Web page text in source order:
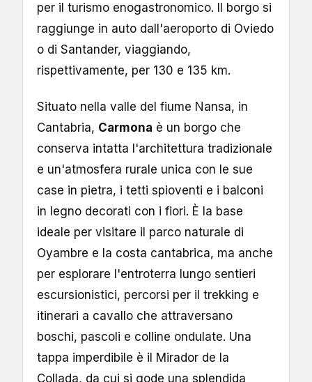
per il turismo enogastronomico. Il borgo si
raggiunge in auto dall'aeroporto di Oviedo
o di Santander, viaggiando,
rispettivamente, per 130 e 135 km.
Situato nella valle del fiume Nansa, in
Cantabria, Carmona è un borgo che
conserva intatta l'architettura tradizionale
e un'atmosfera rurale unica con le sue
case in pietra, i tetti spioventi e i balconi
in legno decorati con i fiori. È la base
ideale per visitare il parco naturale di
Oyambre e la costa cantabrica, ma anche
per esplorare l'entroterra lungo sentieri
escursionistici, percorsi per il trekking e
itinerari a cavallo che attraversano
boschi, pascoli e colline ondulate. Una
tappa imperdibile è il Mirador de la
Collada, da cui si gode una splendida